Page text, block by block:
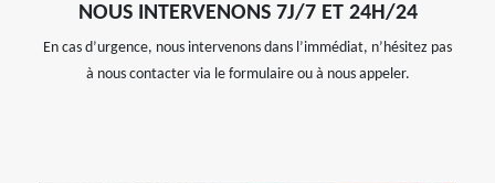
NOUS INTERVENONS 7J/7 ET 24H/24
En cas d’urgence, nous intervenons dans l’immédiat, n’hésitez pas
à nous contacter via le formulaire ou à nous appeler.